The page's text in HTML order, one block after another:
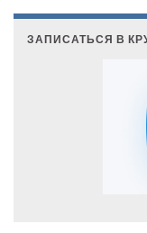
ЗАПИСАТЬСЯ В